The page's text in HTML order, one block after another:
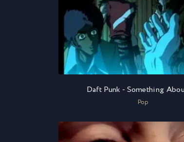
Daft Punk - Something
Pop